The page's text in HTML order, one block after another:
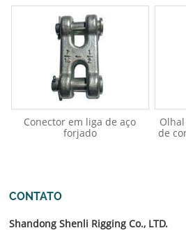
Conector em liga de aço
forjado
de
CONTATO
Shandong Shenli Rigging Co., LTD.